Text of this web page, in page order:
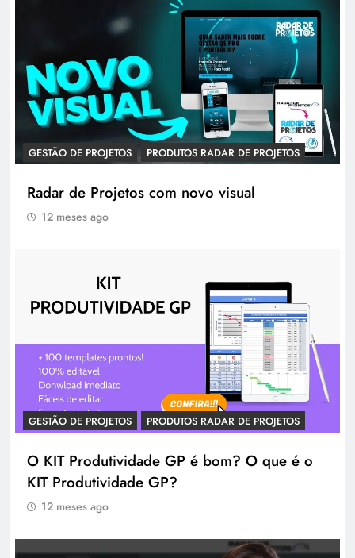
GESTÃO DE PROJETOS PRODUTOS RADAR DE PROJETOS
Radar de Projetos com novo visual
12 meses ago
GESTÃO DE PROJETOS PRODUTOS RADAR DE PROJETOS
O KIT Produtividade GP é bom? O que é o
KIT Produtividade GP?
12 meses ago